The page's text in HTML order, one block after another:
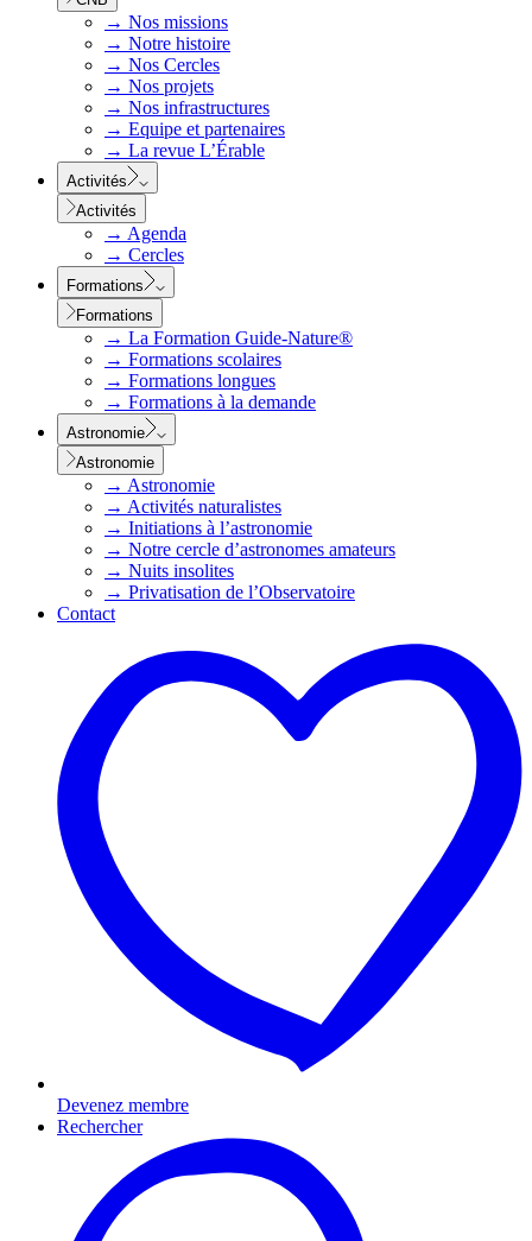
→ Nos missions
→ Notre histoire
→ Nos Cercles
→ Nos projets
→ Nos infrastructures
→ Equipe et partenaires
→ La revue L’Érable
Activités
Activités
→ Agenda
→ Cercles
Formations
Formations
→ La Formation Guide-Nature®
→ Formations scolaires
→ Formations longues
→ Formations à la demande
Astronomie
Astronomie
→ Astronomie
→ Activités naturalistes
→ Initiations à l’astronomie
→ Notre cercle d’astronomes amateurs
→ Nuits insolites
→ Privatisation de l’Observatoire
Contact
Devenez membre
Rechercher